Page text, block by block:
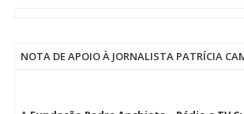
NOTA DE APOIO À JORNALISTA PATRÍCIA